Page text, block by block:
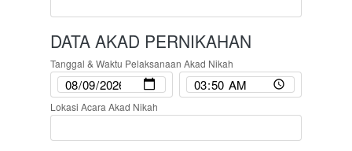
DATA AKAD PERNIKAHAN
Tanggal & Waktu Pelaksanaan Akad Nikah
Lokasi Acara Akad Nikah